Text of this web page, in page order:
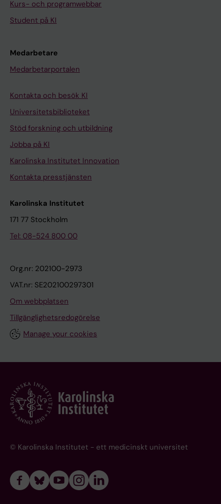
Kurs- och programwebbar
Student på KI
Medarbetare
Medarbetarportalen
Kontakta och besök KI
Universitetsbiblioteket
Stöd forskning och utbildning
Jobba på KI
Karolinska Institutet Innovation
Kontakta presstjänsten
Karolinska Institutet
171 77 Stockholm
Tel: 08-524 800 00
Org.nr: 202100-2973
VAT.nr: SE202100297301
Om webbplatsen
Tillgänglighetsredogörelse
Manage your cookies
© Karolinska Institutet - ett medicinskt universitet